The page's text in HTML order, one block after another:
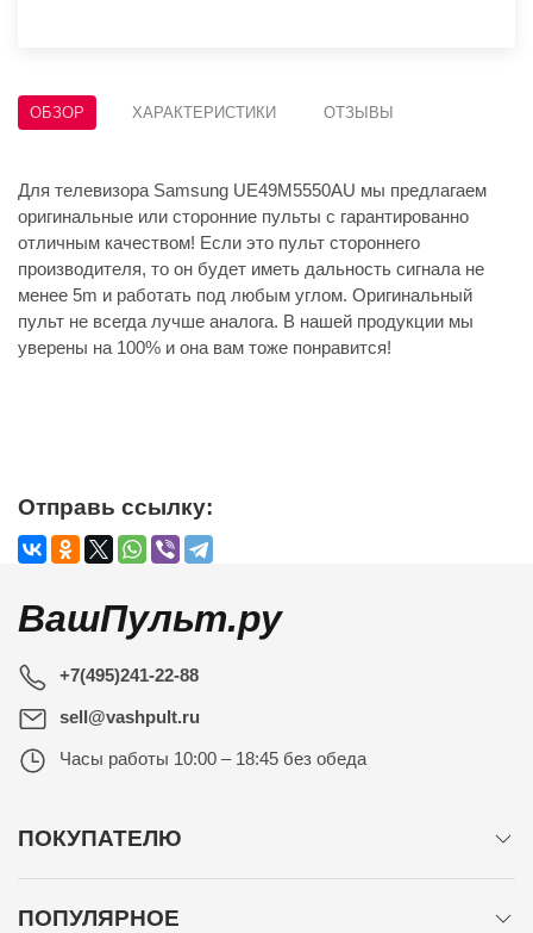
ОБЗОР ХАРАКТЕРИСТИКИ ОТЗЫВЫ
Для телевизора Samsung UE49M5550AU мы предлагаем
оригинальные или сторонние пульты с гарантированно
отличным качеством! Если это пульт стороннего
производителя, то он будет иметь дальность сигнала не
менее 5m и работать под любым углом. Оригинальный
пульт не всегда лучше аналога. В нашей продукции мы
уверены на 100% и она вам тоже понравится!
Отправь ссылку:
ВашПульт.ру
+7(495)241-22-88
sell@vashpult.ru
Часы работы 10:00 – 18:45 без обеда
ПОКУПАТЕЛЮ
ПОПУЛЯРНОЕ